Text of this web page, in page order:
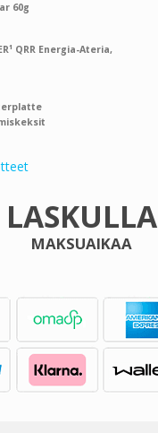
60g
QRR Energia-Ateria,
LASKULLA
MAKSUAIKAA